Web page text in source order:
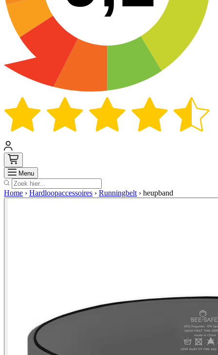
Menu Zoek
Home › Hardloopaccessoires › Runningbelt › heupband